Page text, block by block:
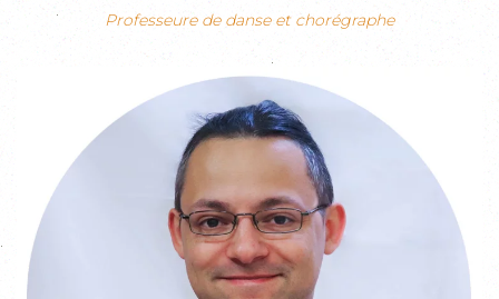
Professeure de danse et chorégraphe